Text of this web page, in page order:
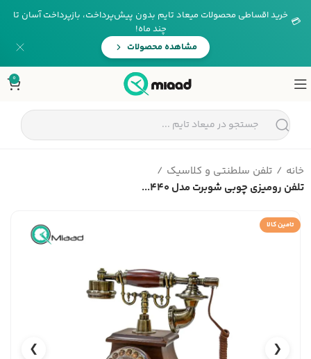
💳 خرید اقساطی محصولات میعاد تایم بدون پیش‌پرداخت، بازپرداخت آسان تا
چند ماه!
مشاهده محصولات
0
خانه
تلفن سلطنتی و کلاسیک
تلفن رومیزی چوبی شوبرت مدل 440...
تامین کالا
❮
❯